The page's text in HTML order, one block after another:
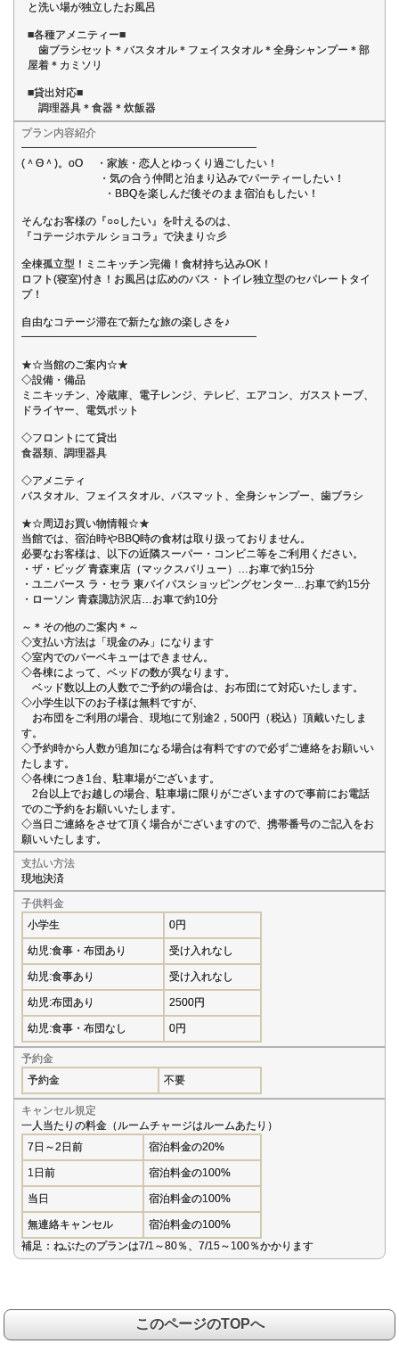
と洗い場が独立したお風呂
■各種アメニティー■
歯ブラシセット＊バスタオル＊フェイスタオル＊全身シャンプー＊部
屋着＊カミソリ
■貸出対応■
調理器具＊食器＊炊飯器
プラン内容紹介
━━━━━━━━━━━━━━━━━━━━━━
(＾Θ＾)。oO ・家族・恋人とゆっくり過ごしたい！
・気の合う仲間と泊まり込みでパーティーしたい！
・BBQを楽しんだ後そのまま宿泊もしたい！
そんなお客様の『○○したい』を叶えるのは、
『コテージホテル ショコラ』で決まり☆彡
全棟孤立型！ミニキッチン完備！食材持ち込みOK！
ロフト(寝室)付き！お風呂は広めのバス・トイレ独立型のセパレートタイ
プ！
自由なコテージ滞在で新たな旅の楽しさを♪
━━━━━━━━━━━━━━━━━━━━━━
★☆当館のご案内☆★
◇設備・備品
ミニキッチン、冷蔵庫、電子レンジ、テレビ、エアコン、ガスストーブ、
ドライヤー、電気ポット
◇フロントにて貸出
食器類、調理器具
◇アメニティ
バスタオル、フェイスタオル、バスマット、全身シャンプー、歯ブラシ
★☆周辺お買い物情報☆★
当館では、宿泊時やBBQ時の食材は取り扱っておりません。
必要なお客様は、以下の近隣スーパー・コンビニ等をご利用ください。
・ザ・ビッグ 青森東店（マックスバリュー）…お車で約15分
・ユニバース ラ・セラ 東バイパスショッピングセンター…お車で約15分
・ローソン 青森諏訪沢店…お車で約10分
～＊その他のご案内＊～
◇支払い方法は「現金のみ」になります
◇室内でのバーベキューはできません。
◇各棟によって、ベッドの数が異なります。
ベッド数以上の人数でご予約の場合は、お布団にて対応いたします。
◇小学生以下のお子様は無料ですが、
お布団をご利用の場合、現地にて別途2，500円（税込）頂戴いたしま
す。
◇予約時から人数が追加になる場合は有料ですので必ずご連絡をお願いい
たします。
◇各棟につき1台、駐車場がございます。
2台以上でお越しの場合、駐車場に限りがございますので事前にお電話
でのご予約をお願いいたします。
◇当日ご連絡をさせて頂く場合がございますので、携帯番号のご記入をお
願いいたします。
支払い方法
現地決済
子供料金
小学生
0円
幼児:食事・布団あり 受け入れなし
幼児:食事あり 受け入れなし
幼児:布団あり 2500円
幼児:食事・布団なし 0円
予約金
予約金
不要
キャンセル規定
一人当たりの料金（ルームチャージはルームあたり）
7日～2日前
宿泊料金の20%
1日前 宿泊料金の100%
当日 宿泊料金の100%
無連絡キャンセル
宿泊料金の100%
補足：ねぶたのプランは7/1～80％、7/15～100％かかります
このページのTOPへ